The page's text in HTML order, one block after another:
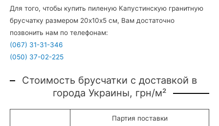
Для того, чтобы купить пиленую Капустинскую гранитную
брусчатку размером 20х10х5 см, Вам достаточно
позвонить нам по телефонам:
(067) 31-31-346
(050) 37-02-225
Стоимость брусчатки с доставкой в
города Украины, грн/м²
Партия поставки